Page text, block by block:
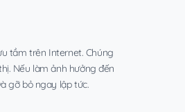
tầm trên Internet. Chúng
Nếu làm ảnh hưởng đến
gỡ bỏ ngay lập tức.